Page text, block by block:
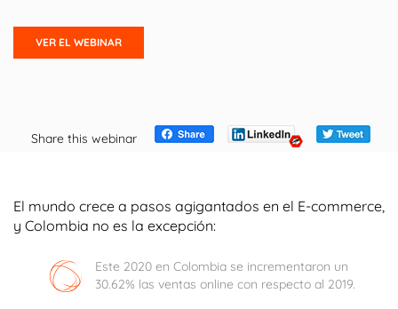
Share this webinar
El mundo crece a pasos agigantados en el E-commerce,
y Colombia no es la excepción:
Este 2020 en Colombia se incrementaron un
30.62% las ventas online con respecto al 2019.